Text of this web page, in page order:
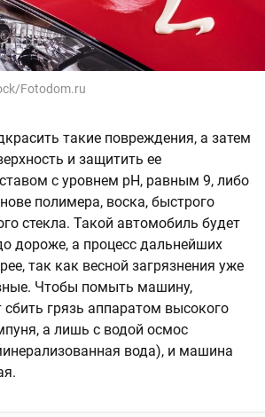
Fotodom.ru
такие повреждения, а затем
и защитить ее
с уровнем pH, равным 9, либо
полимера, воска, быстрого
стекла. Такой автомобиль будет
дороже, а процесс дальнейших
так как весной загрязнения уже
Чтобы помыть машину,
сбить грязь аппаратом высокого
а лишь с водой осмос
вода), и машина